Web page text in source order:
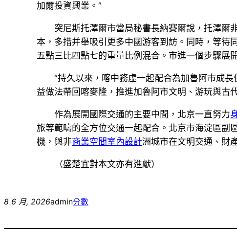
加爾投資興業。”
突尼斯托澤爾市當局秘書長納賽爾說，托澤爾
本，多措并舉吸引更多中國游客到訪。同時，等待
五點三比四點七的重量比例混合。市進一個步驟展
“持久以來，喀中務虛一起配合為加魯阿市成
益做法帶回喀麥隆，推進加魯阿市文明、游玩與古
作為展開國際交通的主要中間，北京一直努力
旅等範疇的全方位交通一起配合。北京市海淀區副
機，與非商業空間室內設計洲城市在文明交通、財
（盛楚宜對本文亦有進獻）
8 6 月, 2026admin分數